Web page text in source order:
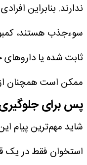
ندارند. بنابراین
ثابت شده یا
ممکن است همچنان از
پس برای
شاید مهم‌ترین پیام
استخوان فقط در یک